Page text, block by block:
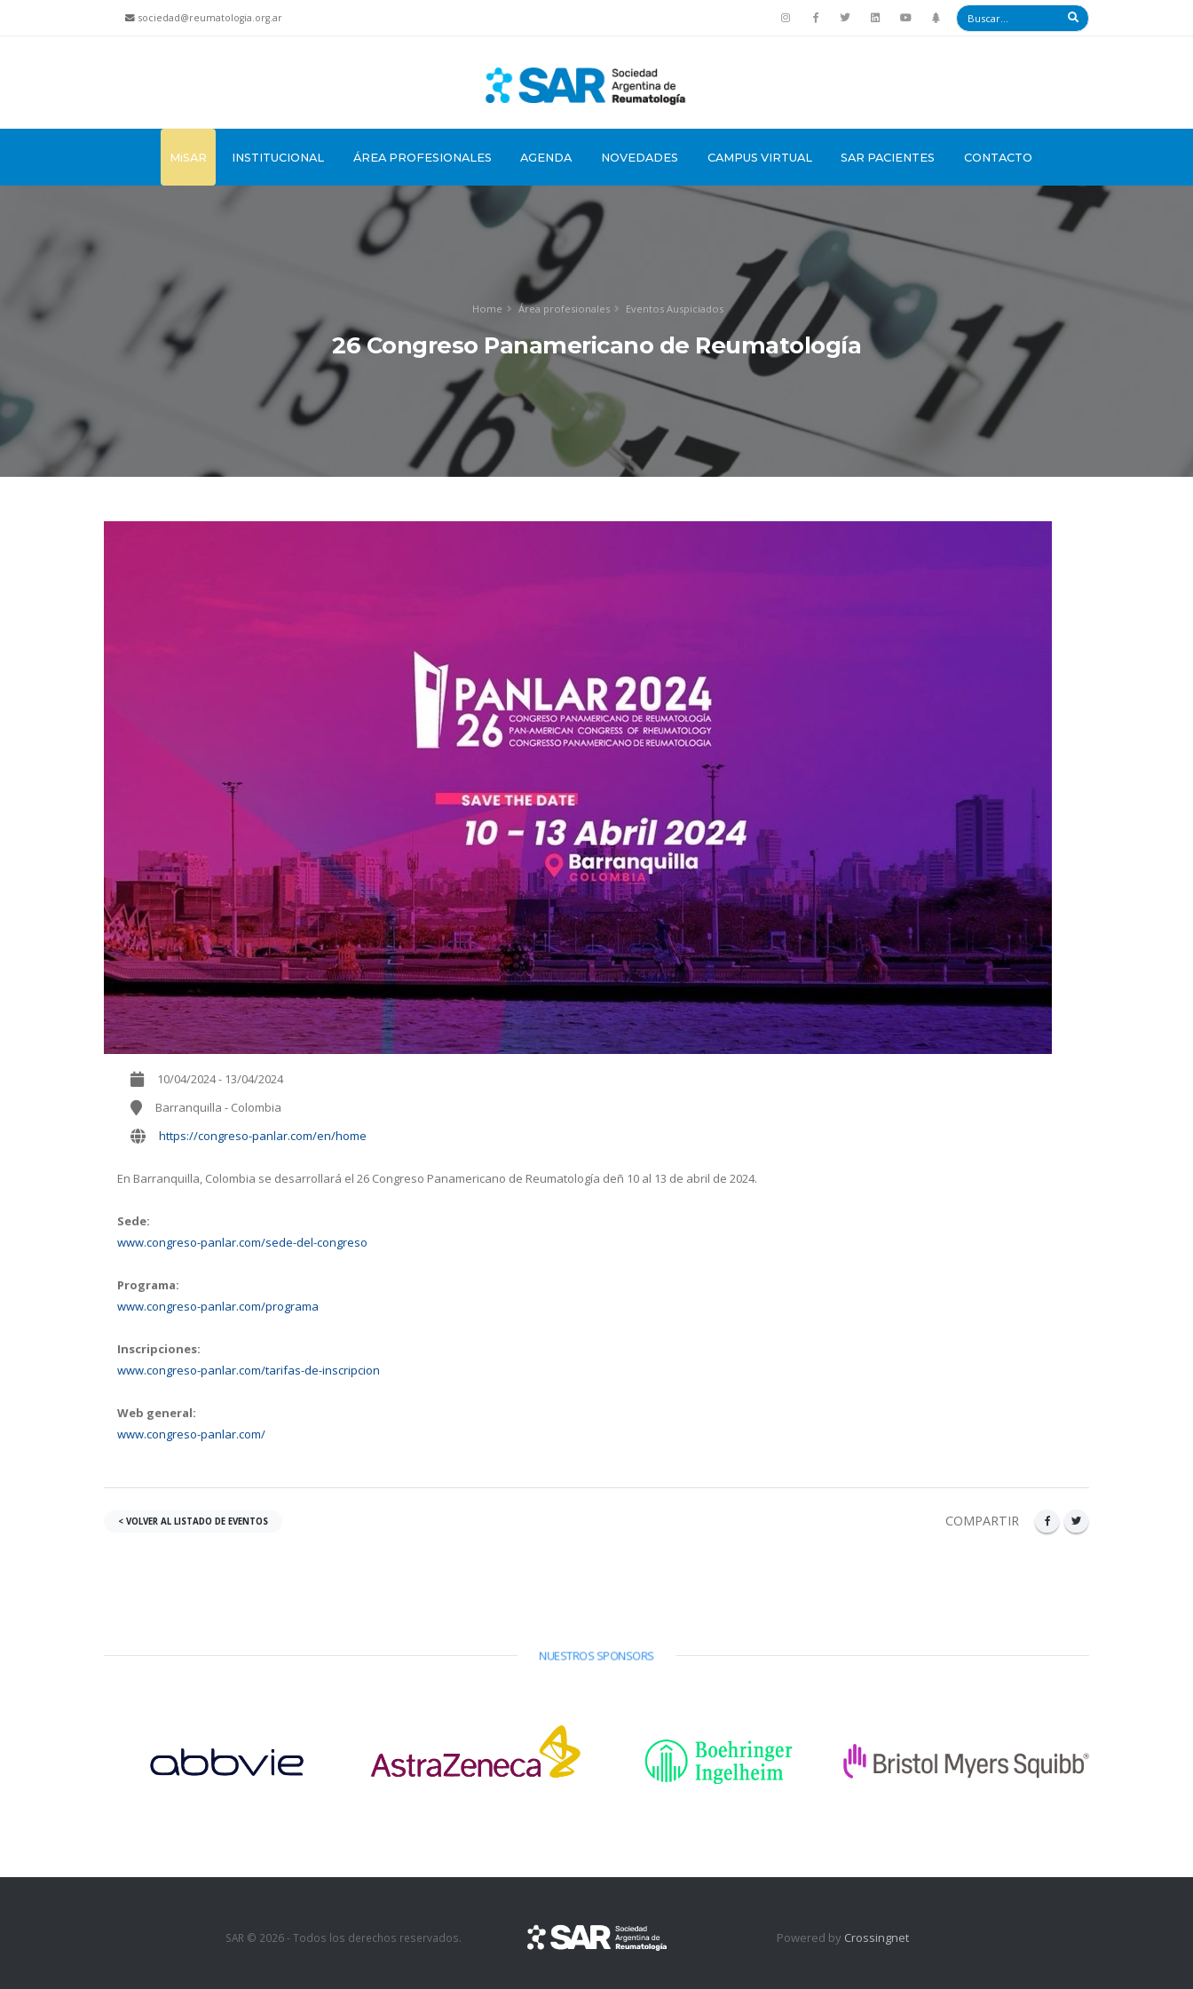
sociedad@reumatologia.org.ar
MiSAR INSTITUCIONAL ÁREA PROFESIONALES AGENDA NOVEDADES CAMPUS VIRTUAL SAR PACIENTES CONTACTO
Home Área profesionales Eventos Auspiciados
26 Congreso Panamericano de Reumatología
10/04/2024 - 13/04/2024
Barranquilla - Colombia
https://congreso-panlar.com/en/home
En Barranquilla, Colombia se desarrollará el 26 Congreso Panamericano de Reumatología deñ 10 al 13 de abril de 2024.
Sede:
www.congreso-panlar.com/sede-del-congreso
Programa:
www.congreso-panlar.com/programa
Inscripciones:
www.congreso-panlar.com/tarifas-de-inscripcion
Web general:
www.congreso-panlar.com/
< VOLVER AL LISTADO DE EVENTOS COMPARTIR
NUESTROS SPONSORS
SAR © 2026 - Todos los derechos reservados. Powered by Crossingnet